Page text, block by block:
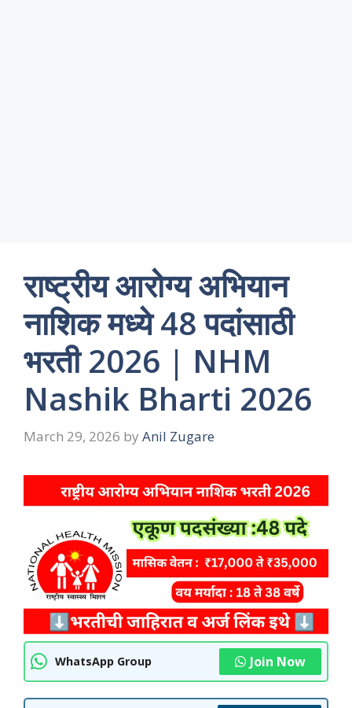
राष्ट्रीय आरोग्य अभियान
नाशिक मध्ये 48 पदांसाठी
भरती 2026 | NHM
Nashik Bharti 2026
March 29, 2026 by Anil Zugare
WhatsApp Group Join Now